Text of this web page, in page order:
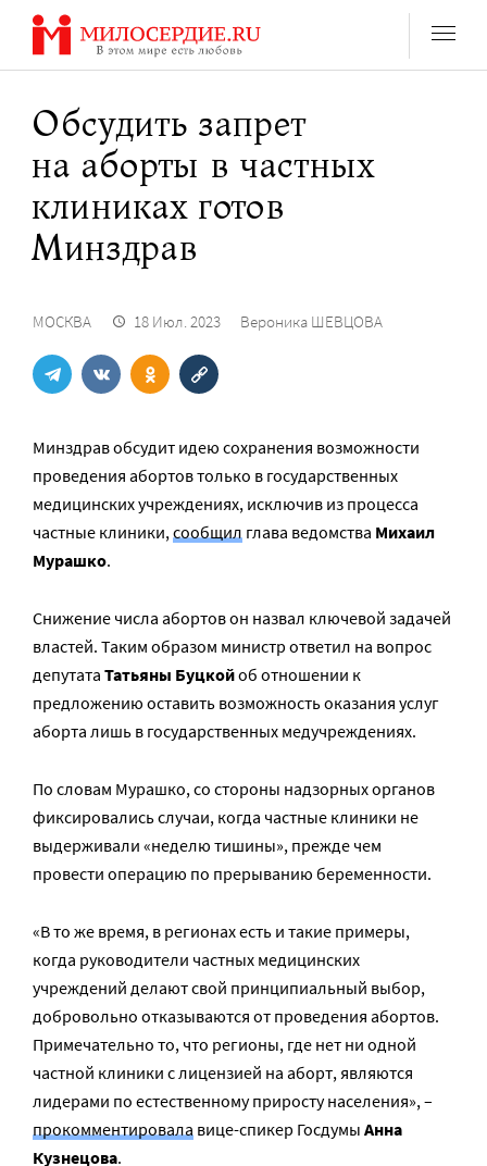
Перейти
содержанию
Обсудить запрет
на аборты в частных
клиниках готов
Минздрав
МОСКВА 18 Июл. 2023 Вероника ШЕВЦОВА
Минздрав обсудит идею сохранения возможности
проведения абортов только в государственных
медицинских учреждениях, исключив из процесса
частные клиники,сообщил глава ведомства Михаил
Мурашко.
Снижение числа абортов он назвал ключевой задачей
властей. Таким образом министр ответил на вопрос
депутата Татьяны Буцкойоб отношении к
предложению оставить возможность оказания услуг
аборта лишь в государственных медучреждениях.
По словам Мурашко, со стороны надзорных органов
фиксировались случаи, когда частные клиники не
выдерживали «неделю тишины», прежде чем
провести операцию по прерыванию беременности.
«В то же время, в регионах есть и такие примеры,
когда руководители частных медицинских
учреждений делают свой принципиальный выбор,
добровольно отказываются от проведения абортов.
Примечательно то, что регионы, где нет ни одной
частной клиники с лицензией на аборт, являются
лидерами по естественному приросту населения», –
прокомментировала вице-спикер Госдумы Анна
Кузнецова.